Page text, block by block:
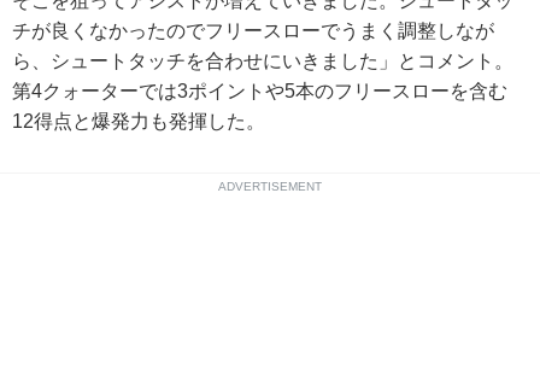
チが良くなかったのでフリースローでうまく調整しなが
ら、シュートタッチを合わせにいきました」とコメント。
第4クォーターでは3ポイントや5本のフリースローを含む
12得点と爆発力も発揮した。
ADVERTISEMENT